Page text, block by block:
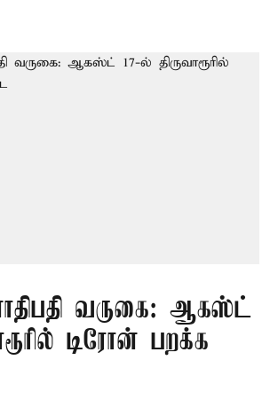
வருகை: ஆகஸ்ட்
டிரோன் பறக்க